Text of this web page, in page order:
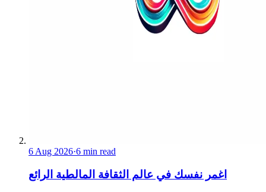
6 Aug 2026·6 min read
اغمر نفسك في عالم الثقافة المالطية الرائع